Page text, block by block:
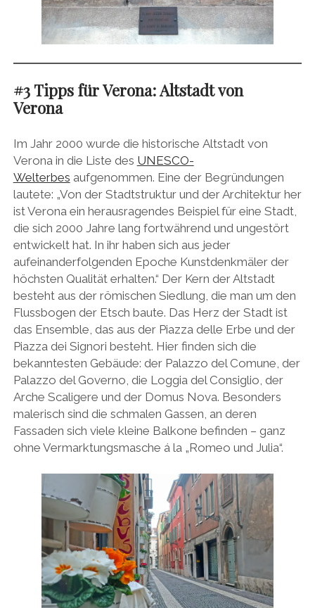
#3 Tipps für Verona: Altstadt von
Verona
Im Jahr 2000 wurde die historische Altstadt von
Verona in die Liste des UNESCO-
Welterbes aufgenommen. Eine der Begründungen
lautete: „Von der Stadtstruktur und der Architektur her
ist Verona ein herausragendes Beispiel für eine Stadt,
die sich 2000 Jahre lang fortwährend und ungestört
entwickelt hat. In ihr haben sich aus jeder
aufeinanderfolgenden Epoche Kunstdenkmäler der
höchsten Qualität erhalten.“ Der Kern der Altstadt
besteht aus der römischen Siedlung, die man um den
Flussbogen der Etsch baute. Das Herz der Stadt ist
das Ensemble, das aus der Piazza delle Erbe und der
Piazza dei Signori besteht. Hier finden sich die
bekanntesten Gebäude: der Palazzo del Comune, der
Palazzo del Governo, die Loggia del Consiglio, der
Arche Scaligere und der Domus Nova. Besonders
malerisch sind die schmalen Gassen, an deren
Fassaden sich viele kleine Balkone befinden – ganz
ohne Vermarktungsmasche á la „Romeo und Julia“.